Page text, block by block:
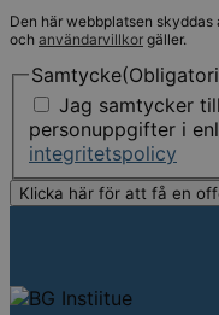
Den här webbplatsen skyddas
och användarvillkor gäller.
Samtycke
Jag samtycker
personuppgifter i
integritetspolicy